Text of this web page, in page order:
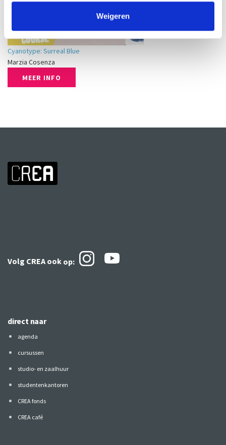
Weigeren
Cyanotype: Surreal Blue
Marzia Cosenza
MEER INFO
Volg CREA ook op:
direct naar
agenda
cursussen
studio- en zaalhuur
studentenkantoren
CREA fonds
CREA café